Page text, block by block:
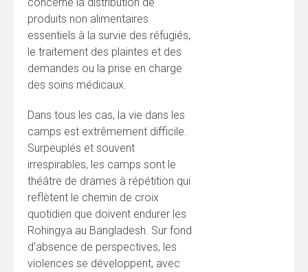
produits non alimentaires
essentiels à la survie des réfugiés,
le traitement des plaintes et des
demandes ou la prise en charge
des soins médicaux.
Dans tous les cas, la vie dans les
camps est extrêmement difficile.
Surpeuplés et souvent
irrespirables, les camps sont le
théâtre de drames à répétition qui
reflètent le chemin de croix
quotidien que doivent endurer les
Rohingya au Bangladesh. Sur fond
d’absence de perspectives, les
violences se développent, avec